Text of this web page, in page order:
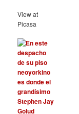
View at
Picasa